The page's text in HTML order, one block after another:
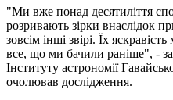
"Ми вже понад десятиліття
розривають зірки внаслідок
зовсім інші звірі. Їх
все, що ми бачили раніше", -
Інституту астрономії
очолював дослідження.